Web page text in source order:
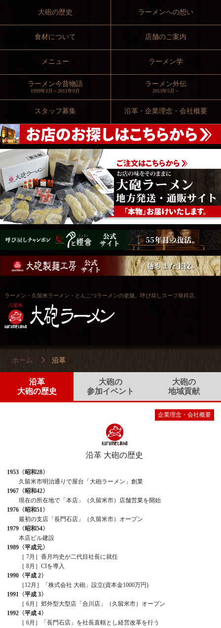
大砲の歴史 ラーメンへの想い
食材について 店舗のご案内
メニュー ラーメン学
ラーメン今昔物語
1999年3月～2011年9月
ラーメン外伝
2013年5月～
スタッフ募集 沿革・企業理念・会社概要
ラーメン・久留米ラーメン・とんこつラーメンの老舗。呼び戻しスープ発祥店。
ホーム 沿革
沿革
大砲の歴史
大砲の
参加イベント
大砲の
地域貢献
企業理念・会社概要
沿革 大砲の歴史
1953 〈昭和28〉
久留米市明治通りで屋台「大砲ラーメン」創業
1967 〈昭和42〉
現在の所在地で「本店」（久留米市）店舗営業を開始
1976 〈昭和51〉
最初の支店「長門石店」（久留米市）オープン
1979 〈昭和54〉
本店ビル建設
1989 〈平成元〉
［ 7月］香月均史が二代目社長に就任
［ 8月］CIを導入
1990 〈平成 2〉
［12月］「株式会社 大砲」設立(資本金1000万円)
1991 〈平成 3〉
［ 6月］郊外型大型店「合川店」（久留米市）オープン
1992 〈平成 4〉
［ 6月］「長門石店」を社長直轄とし経営改革を行う